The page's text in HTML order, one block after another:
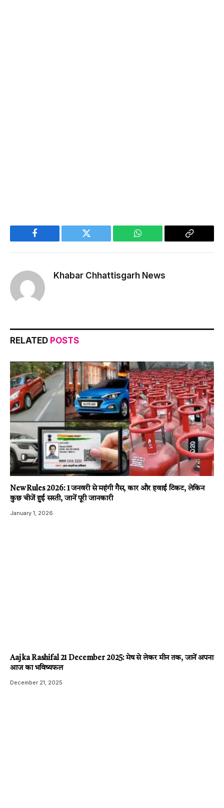
Facebook Twitter WhatsApp
Copy
Khabar Chhattisgarh News
RELATED POSTS
New Rules 2026: 1 जनवरी से महंगी गैस, कार और हवाई टिकट, लेकिन
कुछ चीजें हुई सस्ती, जानें पूरी जानकारी
January 1, 2026
Aaj ka Rashifal 21 December 2025: मेष से लेकर मीन तक, जानें अपना
आज का भविष्यफल
December 21, 2025